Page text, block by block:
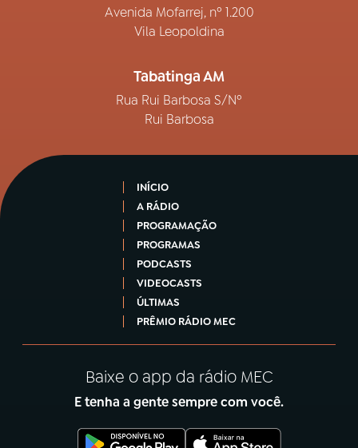
Avenida Mofarrej, nº 1.200
Vila Leopoldina
Tabatinga AM
Rua Rui Barbosa S/Nº
Rui Barbosa
INÍCIO
A RÁDIO
PROGRAMAÇÃO
PROGRAMAS
PODCASTS
VIDEOCASTS
ÚLTIMAS
PRÊMIO RÁDIO MEC
Baixe o app da rádio MEC
E tenha a gente sempre com você.